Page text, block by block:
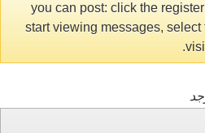
you can post: click the
start viewing messages,